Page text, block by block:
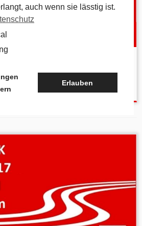
– Update
verschlagwortetNafput
tk (aktualisiert am13. März 2018)
auch wenn sie lässtig ist.
Erlauben